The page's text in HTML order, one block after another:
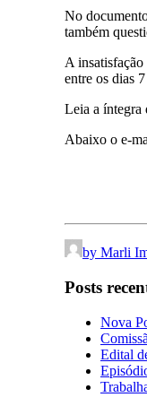
No
também
A insatisfação
entre os dias
Leia a
Abaixo o e-
by Marli
Posts
Nova
Edital